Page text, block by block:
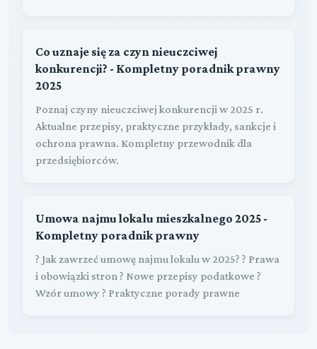
Co uznaje się za czyn nieuczciwej
konkurencji? - Kompletny poradnik prawny
2025
Poznaj czyny nieuczciwej konkurencji w 2025 r.
Aktualne przepisy, praktyczne przykłady, sankcje i
ochrona prawna. Kompletny przewodnik dla
przedsiębiorców.
Umowa najmu lokalu mieszkalnego 2025 -
Kompletny poradnik prawny
? Jak zawrzeć umowę najmu lokalu w 2025? ? Prawa
i obowiązki stron ? Nowe przepisy podatkowe ?
Wzór umowy ? Praktyczne porady prawne